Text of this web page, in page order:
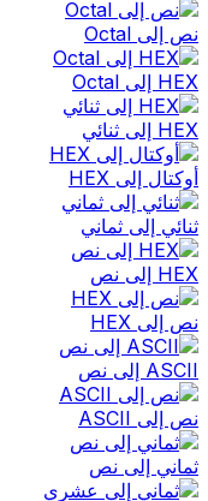
نص إلى Octal
HEX إلى Octal
HEX إلى ثنائي
أوكتال إلى HEX
ثنائي إلى ثماني
HEX إلى نص
نص إلى HEX
ASCII إلى نص
نص إلى ASCII
ثماني إلى نص